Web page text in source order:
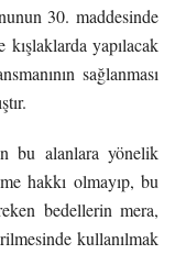
30. maddesinde
yapılacak
sağlanması
bu alanlara yönelik
hakkı olmayıp, bu
bedellerin mera,
kullanılmak